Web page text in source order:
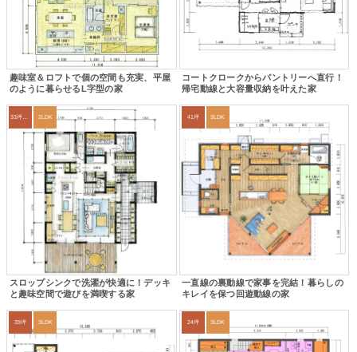
趣味室＆ロフトで個の空間も充実、平屋
のように暮らせるL字型の家
コートクロークからパントリーへ直行！
帰宅動線と大容量収納を叶えた家
2LDK
スロップシンクで洗濯が快適に！デッキ
と趣味空間で遊びを満喫する家
41坪 3LDK
一直線の裏動線で家事を完結！暮らしの
キレイを保つ回遊動線の家
39坪 3LDK 24坪 3LDK